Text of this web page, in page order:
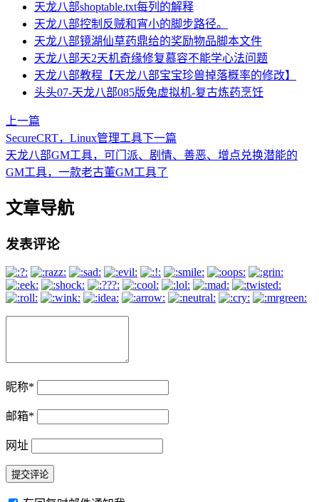
天龙八部shoptable.txt每列的解释
天龙八部控制反贼和宵小的脚步路径。
天龙八部镜湖仙草药鼎给的奖励物品脚本文件
天龙八部天2天机奇缘修复慕容不能学心法问题
天龙八部教程【天龙八部宝宝珍兽掉落概率的修改】
头头07-天龙八部085版免虚拟机-复古炼药烹饪
上一篇
SecureCRT，Linux管理工具下一篇
天龙八部GM工具，可门派、剧情、善恶、增点兑换潜能的
GM工具，一款老古董GM工具了
文章导航
发表评论
昵称*
邮箱*
网址